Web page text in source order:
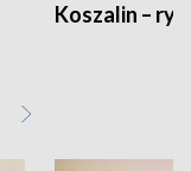
Koszalin –